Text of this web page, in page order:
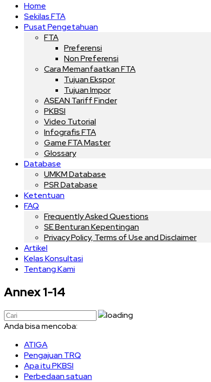
Home
Sekilas FTA
Pusat Pengetahuan
FTA
Preferensi
Non Preferensi
Cara Memanfaatkan FTA
Tujuan Ekspor
Tujuan Impor
ASEAN Tariff Finder
PKBSI
Video Tutorial
Infografis FTA
Game FTA Master
Glossary
Database
UMKM Database
PSR Database
Ketentuan
FAQ
Frequently Asked Questions
SE Benturan Kepentingan
Privacy Policy, Terms of Use and Disclaimer
Artikel
Kelas Konsultasi
Tentang Kami
Annex 1-14
Anda bisa mencoba:
ATIGA
Pengajuan TRQ
Apa itu PKBSI
Perbedaan satuan